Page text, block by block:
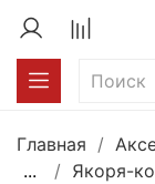
Главная
...
Якоря-